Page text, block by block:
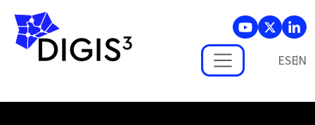
Skip to main content
ES